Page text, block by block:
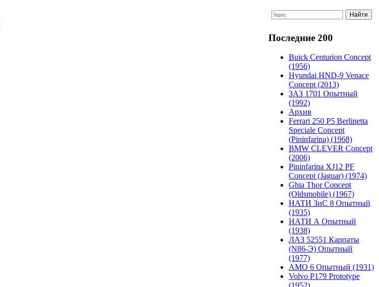
Последние 200
Buick Centurion Concept
(1956)
Hyundai HND-9 Venace
Concept (2013)
ЗАЗ 1701 Опытный
(1992)
Архив
Ferrari 250 P5 Berlinetta
Speciale Concept
(Pininfarina) (1968)
BMW CLEVER Concept
(2006)
Pininfarina XJ12 PF
Concept (Jaguar) (1974)
Ghia Thor Concept
(Oldsmobile) (1967)
НАТИ ЗиС 8 Опытный
(1935)
НАТИ А Опытный
(1938)
ЛАЗ 52551 Карпаты
(N86-Э) Опытный
(1977)
АМО 6 Опытный (1931)
Volvo P179 Prototype